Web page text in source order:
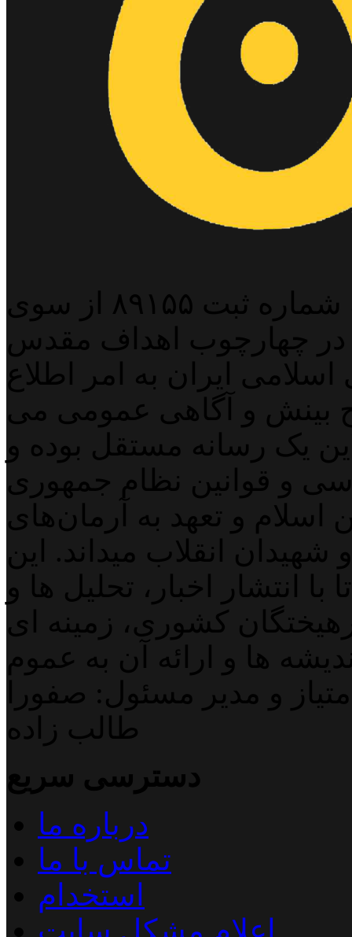
پایگاه خبری خبربین آنلاین به شماره ثبت ۸۹۱۵۵ از سوی
در چهارچوب اهداف مقدس
ایران به امر اطلاع
بینش و آگاهی عمومی می
یک رسانه مستقل بوده و
و قوانین نظام جمهوری
و تعهد به آرمان‌های
انقلاب میداند. این
انتشار اخبار، تحلیل ها و
کشوری، زمینه ای
ها و ارائه آن به عموم
و مدیر مسئول: صفورا
طالب زاده
دسترسی سریع
درباره ما
تماس با ما
استخدام